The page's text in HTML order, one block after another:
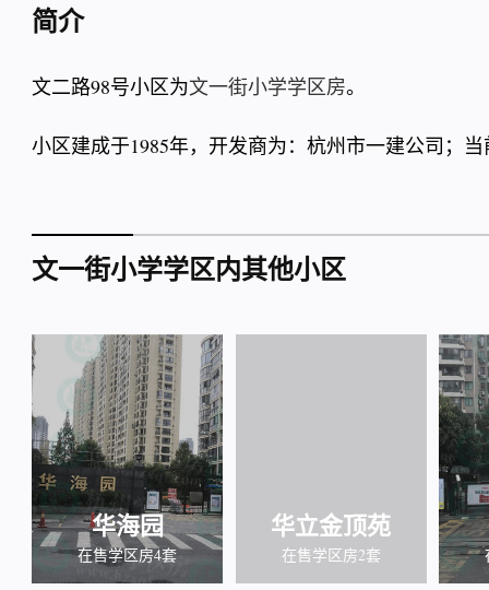
简介
文二路98号小区为文一街小学学区房。
小区建成于1985年，开发商为：杭州市一建公司；
文一街小学学区内其他小区
华海园
在售学区房4套
华立金顶苑
在售学区房2套